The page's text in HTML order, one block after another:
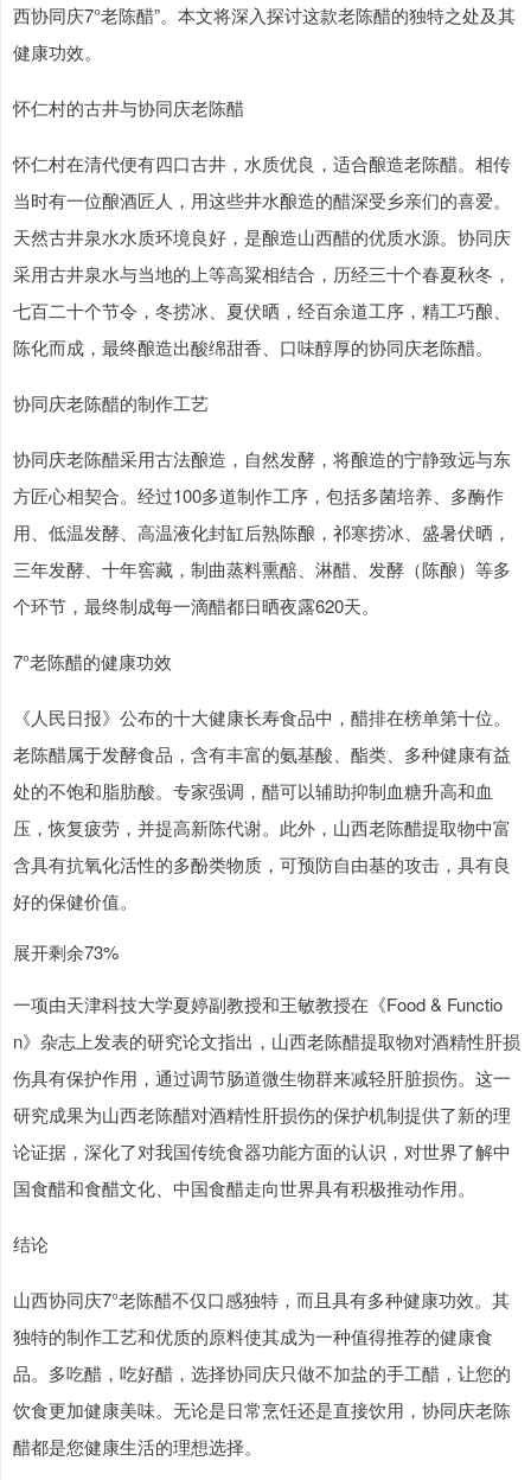
西协同庆7°老陈醋”。本文将深入探讨这款老陈醋的独特之处及其
健康功效。
怀仁村的古井与协同庆老陈醋
怀仁村在清代便有四口古井，水质优良，适合酿造老陈醋。相传
当时有一位酿酒匠人，用这些井水酿造的醋深受乡亲们的喜爱。
天然古井泉水水质环境良好，是酿造山西醋的优质水源。协同庆
采用古井泉水与当地的上等高粱相结合，历经三十个春夏秋冬，
七百二十个节令，冬捞冰、夏伏晒，经百余道工序，精工巧酿、
陈化而成，最终酿造出酸绵甜香、口味醇厚的协同庆老陈醋。
协同庆老陈醋的制作工艺
协同庆老陈醋采用古法酿造，自然发酵，将酿造的宁静致远与东
方匠心相契合。经过100多道制作工序，包括多菌培养、多酶作
用、低温发酵、高温液化封缸后熟陈酿，祁寒捞冰、盛暑伏晒，
三年发酵、十年窖藏，制曲蒸料熏醅、淋醋、发酵（陈酿）等多
个环节，最终制成每一滴醋都日晒夜露620天。
7°老陈醋的健康功效
《人民日报》公布的十大健康长寿食品中，醋排在榜单第十位。
老陈醋属于发酵食品，含有丰富的氨基酸、酯类、多种健康有益
处的不饱和脂肪酸。专家强调，醋可以辅助抑制血糖升高和血
压，恢复疲劳，并提高新陈代谢。此外，山西老陈醋提取物中富
含具有抗氧化活性的多酚类物质，可预防自由基的攻击，具有良
好的保健价值。
展开剩余73%
一项由天津科技大学夏婷副教授和王敏教授在《Food & Functio
n》杂志上发表的研究论文指出，山西老陈醋提取物对酒精性肝损
伤具有保护作用，通过调节肠道微生物群来减轻肝脏损伤。这一
研究成果为山西老陈醋对酒精性肝损伤的保护机制提供了新的理
论证据，深化了对我国传统食器功能方面的认识，对世界了解中
国食醋和食醋文化、中国食醋走向世界具有积极推动作用。
结论
山西协同庆7°老陈醋不仅口感独特，而且具有多种健康功效。其
独特的制作工艺和优质的原料使其成为一种值得推荐的健康食
品。多吃醋，吃好醋，选择协同庆只做不加盐的手工醋，让您的
饮食更加健康美味。无论是日常烹饪还是直接饮用，协同庆老陈
醋都是您健康生活的理想选择。